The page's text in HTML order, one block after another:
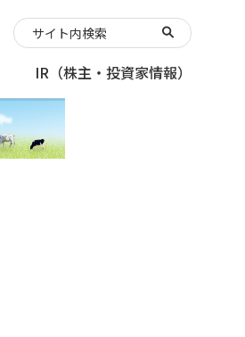
IR （株主・投資家情報）